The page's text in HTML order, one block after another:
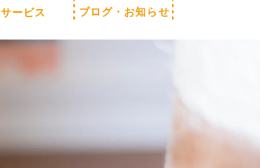
サービス ブログ・お知らせ